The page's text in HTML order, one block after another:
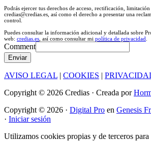
Podrás ejercer tus derechos de acceso, rectificación,
credias@credias.es, así como el derecho a presentar una
control.
Puedes consultar la información adicional y detallada sobre
web: credias.es , así como consultar mi política de privacidad
Comment
Enviar
AVISO LEGAL | COOKIES |
Copyright © 2026 Credias · Creada por
Copyright © 2026 · Digital Pro en Genesis
· Iniciar sesión
Utilizamos cookies propias y de terceros